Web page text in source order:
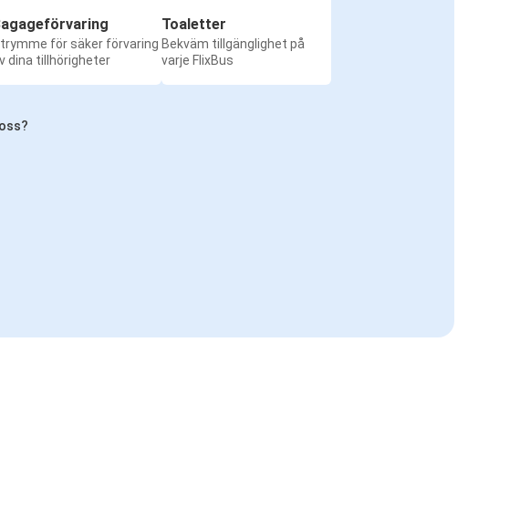
för säker förvaring
dina tillhörigheter
Toaletter
Bekväm tillgänglighet på
varje FlixBus